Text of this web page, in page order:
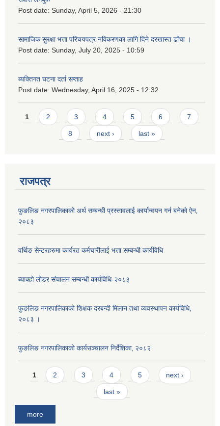
Post date: Sunday, April 5, 2026 - 21:30
सामाजिक सुरक्षा भत्ता परिचयपत्र नविकरणका लागि दिने दरखास्त ढाँचा ।
Post date: Sunday, July 20, 2025 - 10:59
ब्यक्तिगत घटना दर्ता सप्ताह
Post date: Wednesday, April 16, 2025 - 12:32
Pages
1 2 3 4 5 6 7
8 next › last »
राजपत्र
फुङलिङ नगरपालिकाको अर्थ सम्बन्धी प्रस्तावलाई कार्यान्वयन गर्न बनेको ऐन‚
२०८३
वर्थिङ सेन्टरहरुमा कार्यरत कर्मचारीलाई भत्ता सम्बन्धी कार्यविधि
ब्याक्हो लोडर संचालन सम्बन्धी कार्यविधि-२०८३
फुङलिङ नगरपालिकाको शिक्षक दरबन्दी मिलान तथा व्यवस्थापन कार्यविधि,
२०८३ ।
फुङलिङ नगरपालिकाको कार्यसञ्चालन निर्देशिका‚ २०८२
Pages
1 2 3 4 5 next ›
last »
more